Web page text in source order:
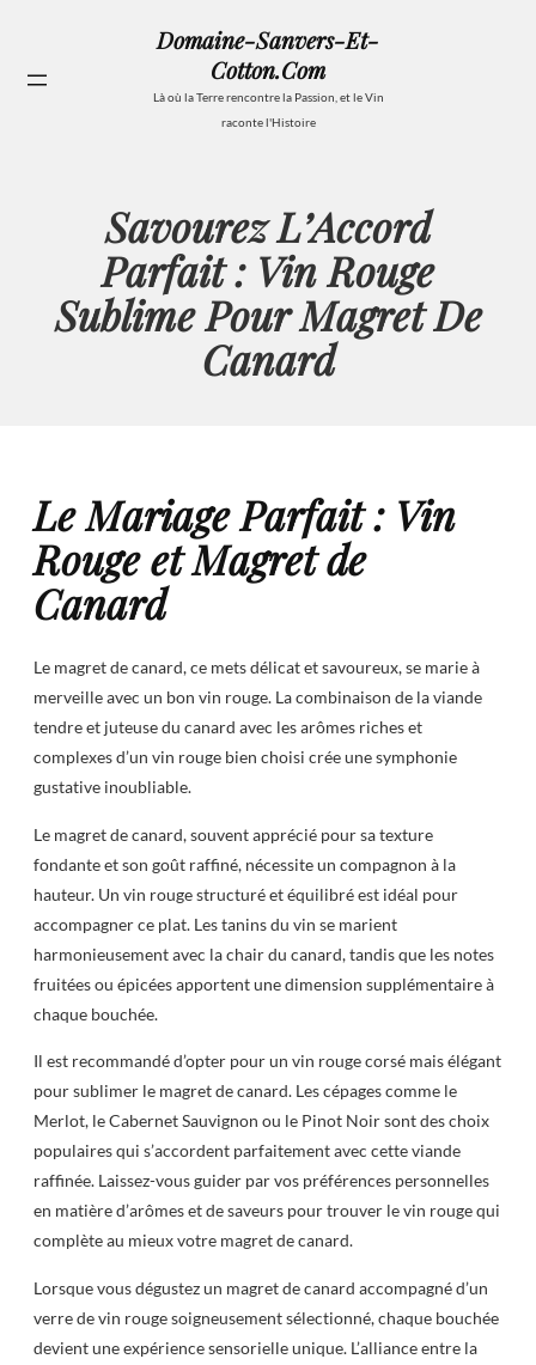
contenu
Domaine-Sanvers-Et-
Cotton.com
Là où la Terre rencontre la Passion, et le Vin
raconte l'Histoire
Savourez L’Accord
Parfait : Vin Rouge
Sublime Pour Magret De
Canard
Le Mariage Parfait : Vin
Rouge et Magret de
Canard
Le magret de canard, ce mets délicat et savoureux, se marie à
merveille avec un bon vin rouge. La combinaison de la viande
tendre et juteuse du canard avec les arômes riches et
complexes d’un vin rouge bien choisi crée une symphonie
gustative inoubliable.
Le magret de canard, souvent apprécié pour sa texture
fondante et son goût raffiné, nécessite un compagnon à la
hauteur. Un vin rouge structuré et équilibré est idéal pour
accompagner ce plat. Les tanins du vin se marient
harmonieusement avec la chair du canard, tandis que les notes
fruitées ou épicées apportent une dimension supplémentaire à
chaque bouchée.
Il est recommandé d’opter pour un vin rouge corsé mais élégant
pour sublimer le magret de canard. Les cépages comme le
Merlot, le Cabernet Sauvignon ou le Pinot Noir sont des choix
populaires qui s’accordent parfaitement avec cette viande
raffinée. Laissez-vous guider par vos préférences personnelles
en matière d’arômes et de saveurs pour trouver le vin rouge qui
complète au mieux votre magret de canard.
Lorsque vous dégustez un magret de canard accompagné d’un
verre de vin rouge soigneusement sélectionné, chaque bouchée
devient une expérience sensorielle unique. L’alliance entre la